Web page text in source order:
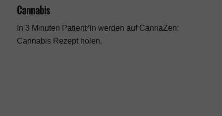
Cannabis
In 3 Minuten Patient*in werden auf CannaZen:
Cannabis Rezeptholen.